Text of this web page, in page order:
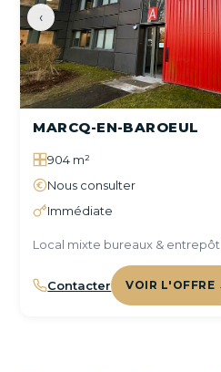
‹
MARCQ-EN-BAROEUL
904 m²
Nous consulter
Immédiate
Local mixte bureaux &
Contacter VOIR L'OFFRE